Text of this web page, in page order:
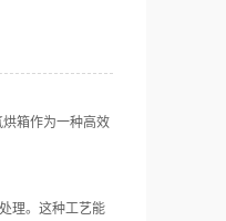
箱作为一种高效
理。这种工艺能